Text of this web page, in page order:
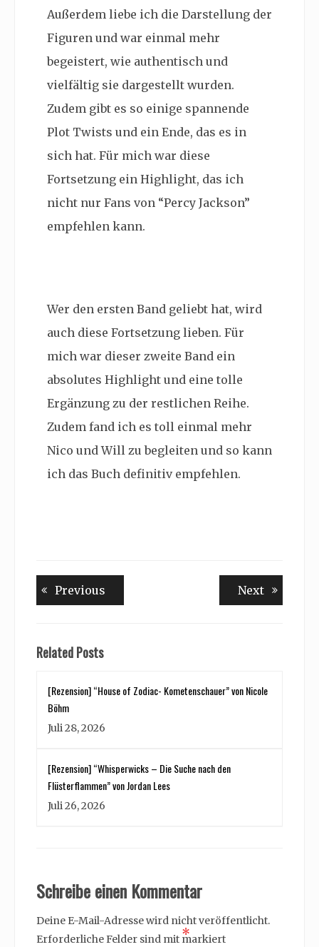
Außerdem liebe ich die Darstellung der
Figuren und war einmal mehr
begeistert, wie authentisch und
vielfältig sie dargestellt wurden.
Zudem gibt es so einige spannende
Plot Twists und ein Ende, das es in
sich hat. Für mich war diese
Fortsetzung ein Highlight, das ich
nicht nur Fans von “Percy Jackson”
empfehlen kann.
Wer den ersten Band geliebt hat, wird
auch diese Fortsetzung lieben. Für
mich war dieser zweite Band ein
absolutes Highlight und eine tolle
Ergänzung zu der restlichen Reihe.
Zudem fand ich es toll einmal mehr
Nico und Will zu begleiten und so kann
ich das Buch definitiv empfehlen.
Beitragsnavigation
Previous NextNext
Related Posts
[Rezension] “House of Zodiac- Kometenschauer” von Nicole
Böhm
Juli 28, 2026
[Rezension] “Whisperwicks – Die Suche nach den
Flüsterflammen” von Jordan Lees
Juli 26, 2026
Schreibe einen Kommentar
Deine E-Mail-Adresse wird nicht veröffentlicht.
Erforderliche Felder sind mit *
markiert